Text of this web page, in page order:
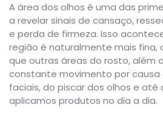
A área dos olhos é uma das
a revelar sinais de cansaço,
e perda de firmeza. Isso
região é naturalmente mais fina,
que outras áreas do rosto, além
constante movimento por causa
faciais, do piscar dos olhos e
aplicamos produtos no dia a dia.